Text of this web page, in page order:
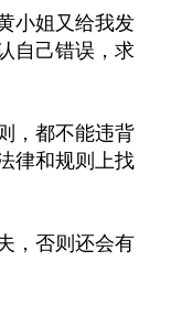
小姐又给我发
自己错误，求
，都不能违背
律和规则上找
，否则还会有